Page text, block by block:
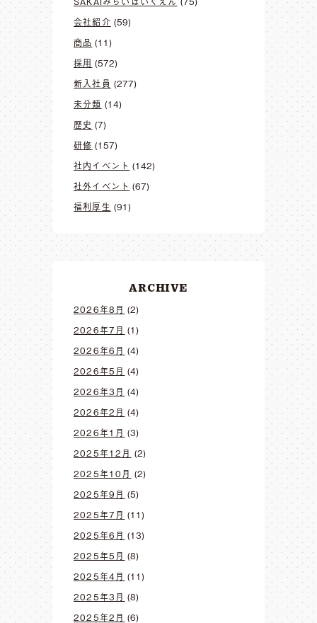
会社紹介 (59)
商品 (11)
採用 (572)
新入社員 (277)
未分類 (14)
歴史 (7)
研修 (157)
社内イベント (142)
社外イベント (67)
福利厚生 (91)
ARCHIVE
2026年8月 (2)
2026年7月 (1)
2026年6月 (4)
2026年5月 (4)
2026年3月 (4)
2026年2月 (4)
2026年1月 (3)
2025年12月 (2)
2025年10月 (2)
2025年9月 (5)
2025年7月 (11)
2025年6月 (13)
2025年5月 (8)
2025年4月 (11)
2025年3月 (8)
2025年2月 (6)